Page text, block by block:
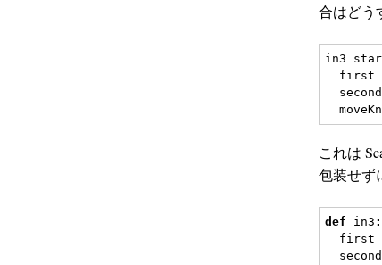
合はどう
in3
first
これは
包装せず
def in3 :
first